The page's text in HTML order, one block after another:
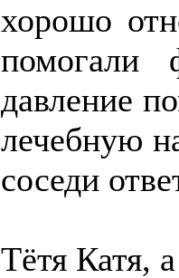
хорошо
помогали
давление
лечебную
соседи
Тётя Катя,